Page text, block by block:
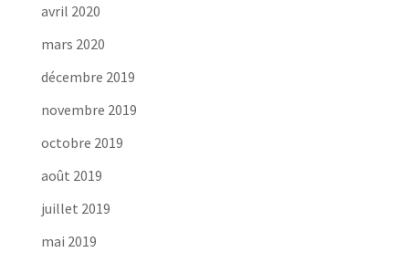
avril 2020
mars 2020
décembre 2019
novembre 2019
octobre 2019
août 2019
juillet 2019
mai 2019